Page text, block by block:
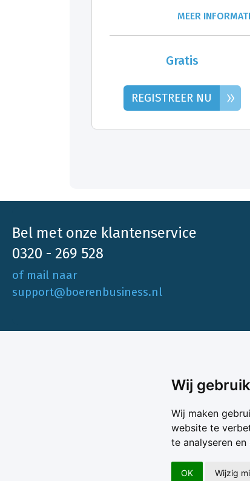
Wij
Wij maken
website te
te analyseren
OK Wijzig
MEER
Gratis
REGISTREER NU »
Bel met onze klantenservice
0320 - 269 528
of mail naar
support@boerenbusiness.nl
Boerenbusiness is je partner op het gebied
van onafhankelijke en betrouwbare
marktinformatie en -data. Elke dag opnieuw
zijn wij een onmisbare bron voor agrarisch